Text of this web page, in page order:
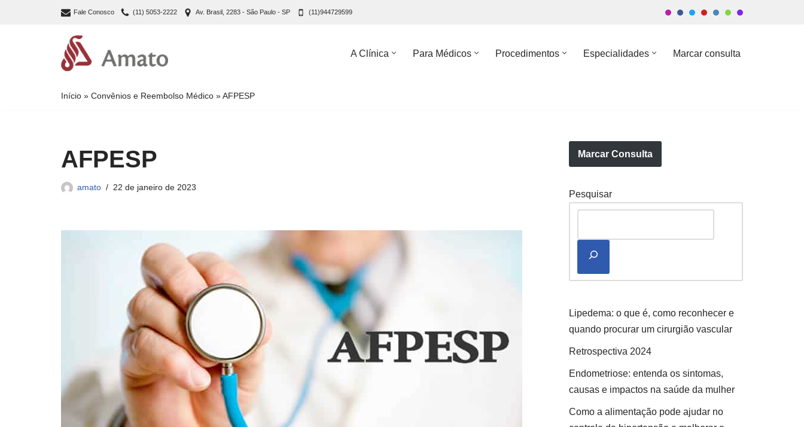
Fale Conosco (11) 5053-2222 Av. Brasil, 2283 - São Paulo - SP (11)944729599
A Clínica Para Médicos Procedimentos Especialidades Marcar consulta
Início » Convênios e Reembolso Médico »AFPESP
AFPESP
amato 22 de janeiro de 2023
Marcar Consulta
Pesquisar
Lipedema: o que é, como reconhecer e
quando procurar um cirurgião vascular
Retrospectiva 2024
Endometriose: entenda os sintomas,
causas e impactos na saúde da mulher
Como a alimentação pode ajudar no